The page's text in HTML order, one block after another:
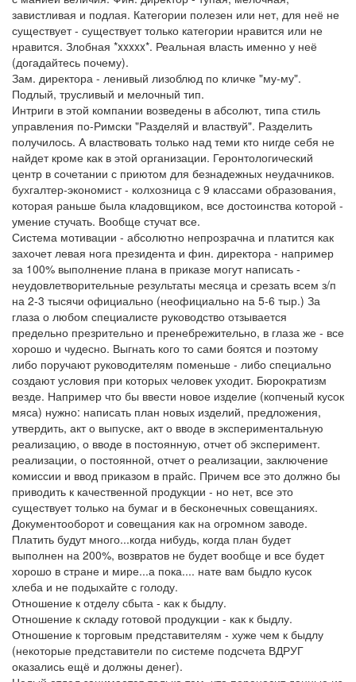
завистливая и подлая. Категории полезен или нет, для неё не
существует - существует только категории нравится или не
нравится. Злобная *xxxxx*. Реальная власть именно у неё
(догадайтесь почему).
Зам. директора - ленивый лизоблюд по кличке "му-му".
Подлый, трусливый и мелочный тип.
Интриги в этой компании возведены в абсолют, типа стиль
управления по-Римски "Разделяй и властвуй". Разделить
получилось. А властвовать только над теми кто нигде себя не
найдет кроме как в этой организации. Геронтологический
центр в сочетании с приютом для безнадежных неудачников.
бухгалтер-экономист - колхозница с 9 классами образования,
которая раньше была кладовщиком, все достоинства которой -
умение стучать. Вообще стучат все.
Система мотивации - абсолютно непрозрачна и платится как
захочет левая нога президента и фин. директора - например
за 100% выполнение плана в приказе могут написать -
неудовлетворительные результаты месяца и срезать всем з/п
на 2-3 тысячи официально (неофициально на 5-6 тыр.) За
глаза о любом специалисте руководство отзывается
предельно презрительно и пренебрежительно, в глаза же - все
хорошо и чудесно. Выгнать кого то сами боятся и поэтому
либо поручают руководителям поменьше - либо специально
создают условия при которых человек уходит. Бюрократизм
везде. Например что бы ввести новое изделие (копченый кусок
мяса) нужно: написать план новых изделий, предложения,
утвердить, акт о выпуске, акт о вводе в экспериментальную
реализацию, о вводе в постоянную, отчет об эксперимент.
реализации, о постоянной, отчет о реализации, заключение
комиссии и ввод приказом в прайс. Причем все это должно бы
приводить к качественной продукции - но нет, все это
существует только на бумаг и в бесконечных совещаниях.
Документооборот и совещания как на огромном заводе.
Платить будут много...когда нибудь, когда план будет
выполнен на 200%, возвратов не будет вообще и все будет
хорошо в стране и мире...а пока.... нате вам быдло кусок
хлеба и не подыхайте с голоду.
Отношение к отделу сбыта - как к быдлу.
Отношение к складу готовой продукции - как к быдлу.
Отношение к торговым представителям - хуже чем к быдлу
(некоторые представители по системе подсчета ВДРУГ
оказались ещё и должны денег).